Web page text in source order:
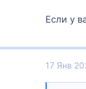
Если у
17 Янв